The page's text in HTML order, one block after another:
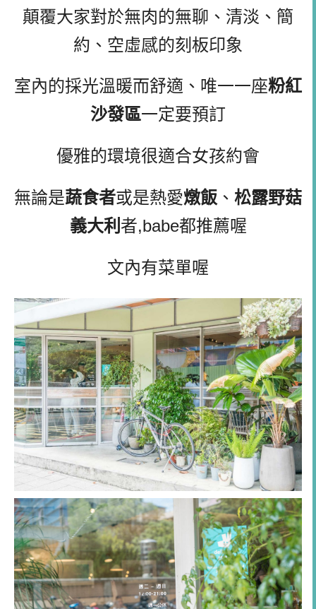
顛覆大家對於無肉的無聊、清淡、簡
約、空虛感的刻板印象
室內的採光溫暖而舒適、唯一一座粉紅
沙發區一定要預訂
優雅的環境很適合女孩約會
無論是蔬食者或是熱愛燉飯 、 松露野菇
義大利 者,babe都推薦喔
文內有菜單喔